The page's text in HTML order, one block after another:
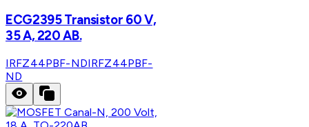
ECG2395 Transistor 60 V,
35 A, 220 AB.
IRFZ44PBF-NDIRFZ44PBF-
ND